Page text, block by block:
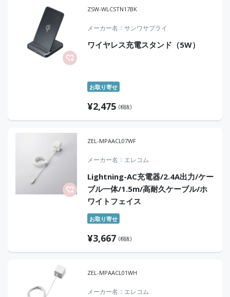
ZSW-WLCSTN17BK
メーカー名 サンワサプライ
ワイヤレス充電スタンド（5W）
お取り寄せ
¥2,475 (税抜)
ZEL-MPAACL07WF
メーカー名 エレコム
Lightning-AC充電器/2.4A出力/ケー
ブル一体/1.5m/高耐久ケーブル/ホ
ワイトフェイス
お取り寄せ
¥3,667 (税抜)
ZEL-MPAACL01WH
メーカー名 エレコム